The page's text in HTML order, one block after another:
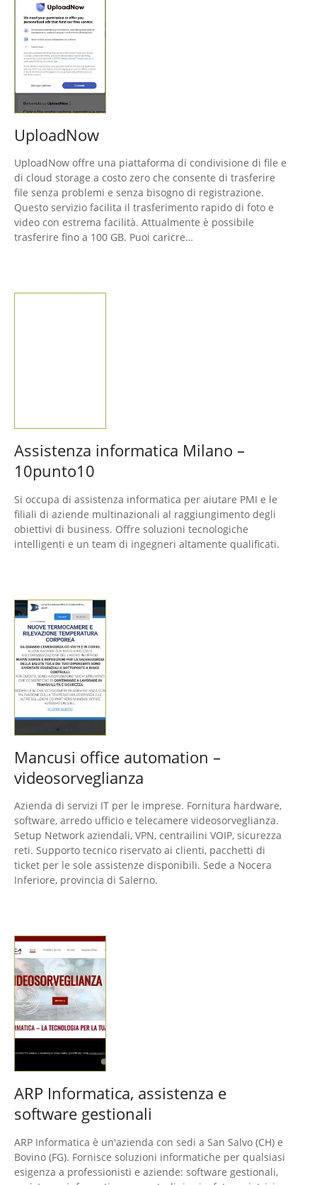
UploadNow
UploadNow offre una piattaforma di condivisione di file e
di cloud storage a costo zero che consente di trasferire
file senza problemi e senza bisogno di registrazione.
Questo servizio facilita il trasferimento rapido di foto e
video con estrema facilità. Attualmente è possibile
trasferire fino a 100 GB. Puoi caricre…
Assistenza informatica Milano –
10punto10
Si occupa di assistenza informatica per aiutare PMI e le
filiali di aziende multinazionali al raggiungimento degli
obiettivi di business. Offre soluzioni tecnologiche
intelligenti e un team di ingegneri altamente qualificati.
Mancusi office automation –
videosorveglianza
Azienda di servizi IT per le imprese. Fornitura hardware,
software, arredo ufficio e telecamere videosorveglianza.
Setup Network aziendali, VPN, centrailini VOIP, sicurezza
reti. Supporto tecnico riservato ai clienti, pacchetti di
ticket per le sole assistenze disponibili. Sede a Nocera
Inferiore, provincia di Salerno.
ARP Informatica, assistenza e
software gestionali
ARP Informatica è un'azienda con sedi a San Salvo (CH) e
Bovino (FG). Fornisce soluzioni informatiche per qualsiasi
esigenza a professionisti e aziende: software gestionali,